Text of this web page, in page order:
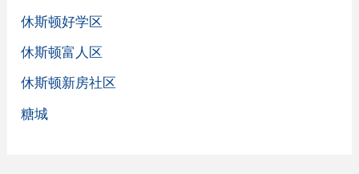
休斯顿好学区
休斯顿富人区
休斯顿新房社区
糖城